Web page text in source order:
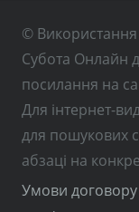
© Використання
Субота Онлайн
посилання на
Для інтернет-
для пошукових
абзаці на
Умови